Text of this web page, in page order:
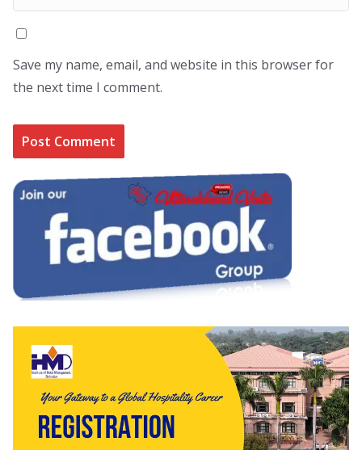
Save my name, email, and website in this browser for
the next time I comment.